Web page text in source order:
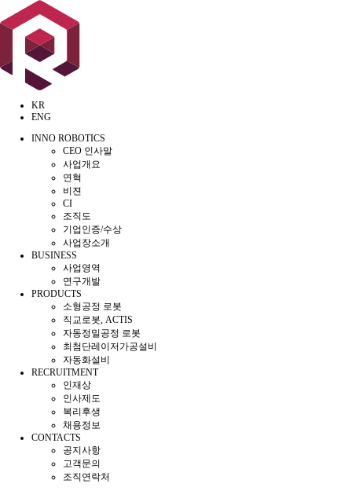
KR
ENG
INNO ROBOTICS
CEO 인사말
사업개요
연혁
비젼
CI
조직도
기업인증/수상
사업장소개
BUSINESS
사업영역
연구개발
PRODUCTS
소형공정 로봇
직교로봇, ACTIS
자동정밀공정 로봇
최첨단레이저가공설비
자동화설비
RECRUITMENT
인재상
인사제도
복리후생
채용정보
CONTACTS
공지사항
고객문의
조직연락처